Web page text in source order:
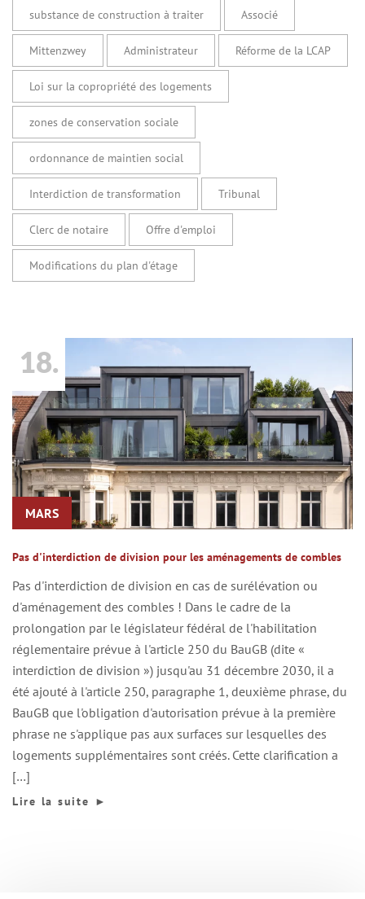
substance de construction à traiter Associé
Mittenzwey Administrateur Réforme de la LCAP
Loi sur la copropriété des logements
zones de conservation sociale
ordonnance de maintien social
Interdiction de transformation Tribunal
Clerc de notaire Offre d'emploi
Modifications du plan d'étage
18.
MARS
Pas d'interdiction de division pour les aménagements de combles
Pas d'interdiction de division en cas de surélévation ou
d'aménagement des combles ! Dans le cadre de la
prolongation par le législateur fédéral de l'habilitation
réglementaire prévue à l'article 250 du BauGB (dite «
interdiction de division ») jusqu'au 31 décembre 2030, il a
été ajouté à l'article 250, paragraphe 1, deuxième phrase, du
BauGB que l'obligation d'autorisation prévue à la première
phrase ne s'applique pas aux surfaces sur lesquelles des
logements supplémentaires sont créés. Cette clarification a
[…]
Lire la suite ►